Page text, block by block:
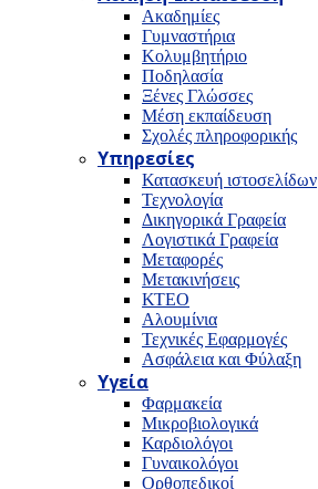
Ακαδημίες
Γυμναστήρια
Κολυμβητήριο
Ποδηλασία
Ξένες Γλώσσες
Μέση εκπαίδευση
Σχολές πληροφορικής
Υπηρεσίες
Κατασκευή ιστοσελίδων
Τεχνολογία
Δικηγορικά Γραφεία
Λογιστικά Γραφεία
Μεταφορές
Μετακινήσεις
ΚΤΕΟ
Αλουμίνια
Τεχνικές Εφαρμογές
Ασφάλεια και Φύλαξη
Υγεία
Φαρμακεία
Μικροβιολογικά
Καρδιολόγοι
Γυναικολόγοι
Ορθοπεδικοί